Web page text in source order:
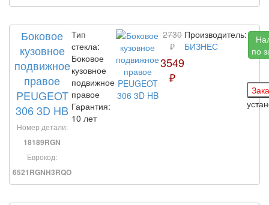
Боковое
кузовное
подвижное
правое
PEUGEOT
306 3D HB
Номер детали:
18189RGN
Еврокод:
6521RGNH3RQO
Тип
стекла:
Боковое
кузовное
подвижное
правое
Гарантия:
10 лет
2730
₽
3549
₽
Производитель:
БИЗНЕС
по